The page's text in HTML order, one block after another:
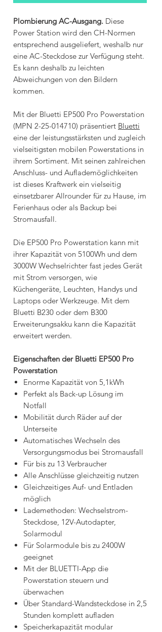
Plombierung AC-Ausgang. Diese
Power Station wird den CH-Normen
entsprechend ausgeliefert, weshalb nur
eine AC-Steckdose zur Verfügung steht.
Es kann deshalb zu leichten
Abweichungen von den Bildern
kommen.
Mit der Bluetti EP500 Pro Powerstation
(MPN 2-25-014710) präsentiert Bluetti
eine der leistungsstärksten und zugleich
vielseitigsten mobilen Powerstations in
ihrem Sortiment. Mit seinen zahlreichen
Anschluss- und Auflademöglichkeiten
ist dieses Kraftwerk ein vielseitig
einsetzbarer Allrounder für zu Hause, im
Ferienhaus oder als Backup bei
Stromausfall.
Die EP500 Pro Powerstation kann mit
ihrer Kapazität von 5100Wh und dem
3000W Wechselrichter fast jedes Gerät
mit Strom versorgen, wie
Küchengeräte, Leuchten, Handys und
Laptops oder Werkzeuge. Mit dem
Bluetti B230 oder dem B300
Erweiterungsakku kann die Kapazität
erweitert werden.
Eigenschaften der Bluetti EP500 Pro
Powerstation
Enorme Kapazität von 5,1kWh
Perfekt als Back-up Lösung im
Notfall
Mobilität durch Räder auf der
Unterseite
Automatisches Wechseln des
Versorgungsmodus bei Stromausfall
Für bis zu 13 Verbraucher
Alle Anschlüsse gleichzeitig nutzen
Gleichzeitiges Auf- und Entladen
möglich
Lademethoden: Wechselstrom-
Steckdose, 12V-Autodapter,
Solarmodul
Für Solarmodule bis zu 2400W
geeignet
Mit der BLUETTI-App die
Powerstation steuern und
überwachen
Über Standard-Wandsteckdose in 2,5
Stunden komplett aufladen
Speicherkapazität modular